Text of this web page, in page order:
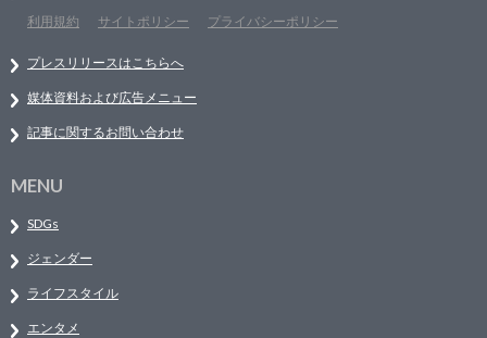
利用規約
サイトポリシー プライバシーポリシー
プレスリリースはこちらへ
媒体資料および広告メニュー
記事に関するお問い合わせ
MENU
SDGs
ジェンダー
ライフスタイル
エンタメ